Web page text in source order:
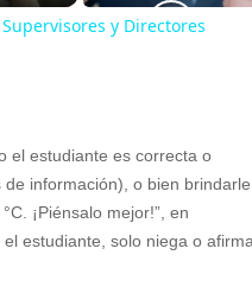
y Directores
el estudiante es correcta o
información), o bien brindarle
¡Piénsalo mejor!”, en
estudiante, solo niega o